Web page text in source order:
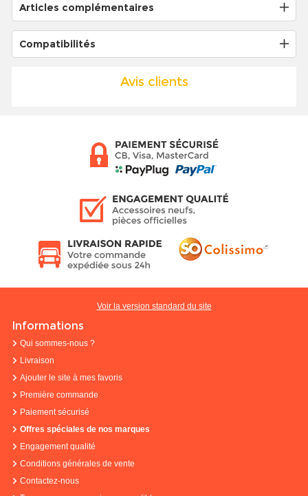
Articles complémentaires
Compatibilités
Avis clients
Voir la version standard du site
Informations
Qui sommes-nous ?
Livraison
Ajouter le site à mes favoris
Première commande
Paiement sécurisé
Offres spéciales de nos marques
Engagement qualité
Conditions générales de vente
Contactez-nous